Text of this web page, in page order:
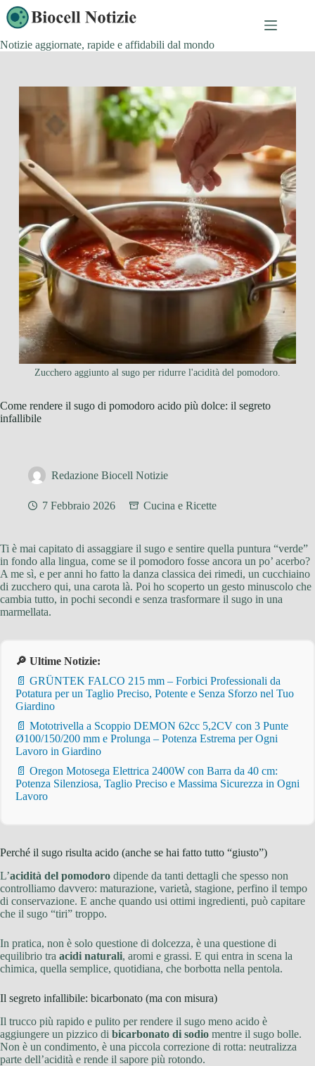
Salta
al
contenuto
Notizie aggiornate, rapide e affidabili dal mondo
Zucchero aggiunto al sugo per ridurre l'acidità del pomodoro.
Come rendere il sugo di pomodoro acido più dolce: il segreto
infallibile
Redazione Biocell Notizie
7 Febbraio 2026 Cucina e Ricette
Ti è mai capitato di assaggiare il sugo e sentire quella puntura “verde”
in fondo alla lingua, come se il pomodoro fosse ancora un po’ acerbo?
A me sì, e per anni ho fatto la danza classica dei rimedi, un cucchiaino
di zucchero qui, una carota là. Poi ho scoperto un gesto minuscolo che
cambia tutto, in pochi secondi e senza trasformare il sugo in una
marmellata.
🔎 Ultime Notizie:
📄 GRÜNTEK FALCO 215 mm – Forbici Professionali da
Potatura per un Taglio Preciso, Potente e Senza Sforzo nel Tuo
Giardino
📄 Mototrivella a Scoppio DEMON 62cc 5,2CV con 3 Punte
Ø100/150/200 mm e Prolunga – Potenza Estrema per Ogni
Lavoro in Giardino
📄 Oregon Motosega Elettrica 2400W con Barra da 40 cm:
Potenza Silenziosa, Taglio Preciso e Massima Sicurezza in Ogni
Lavoro
Perché il sugo risulta acido (anche se hai fatto tutto “giusto”)
L’acidità del pomodoro dipende da tanti dettagli che spesso non
controlliamo davvero: maturazione, varietà, stagione, perfino il tempo
di conservazione. E anche quando usi ottimi ingredienti, può capitare
che il sugo “tiri” troppo.
In pratica, non è solo questione di dolcezza, è una questione di
equilibrio tra acidi naturali, aromi e grassi. E qui entra in scena la
chimica, quella semplice, quotidiana, che borbotta nella pentola.
Il segreto infallibile: bicarbonato (ma con misura)
Il trucco più rapido e pulito per rendere il sugo meno acido è
aggiungere un pizzico di bicarbonato di sodio mentre il sugo bolle.
Non è un condimento, è una piccola correzione di rotta: neutralizza
parte dell’acidità e rende il sapore più rotondo.